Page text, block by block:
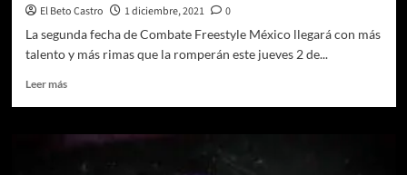
El Beto Castro 1 diciembre, 2021
0
La segunda fecha de Combate Freestyle México llegará con más
talento y más rimas que la romperán este jueves 2 de...
Leer másLeer
Alístate,